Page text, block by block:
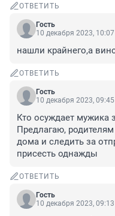
ОТВЕТИТЬ
Гость
10 декабря 2023, 10:07
нашли крайнего,а
ОТВЕТИТЬ
Гость
10 декабря 2023, 09:45
Кто осуждает мужика
Предлагаю,
дома и следить за
присесть однажды
ОТВЕТИТЬ
Гость
10 декабря 2023, 09:13